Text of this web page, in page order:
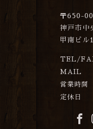
〒650-
神戸市中
甲南ビル
TEL/
MAIL
営業時間
定休日